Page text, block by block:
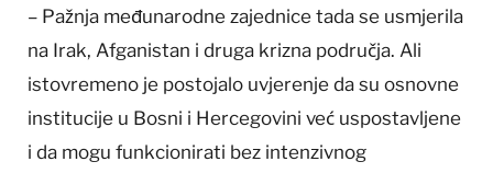
– Pažnja međunarodne zajednice tada se usmjerila
na Irak, Afganistan i druga krizna područja. Ali
istovremeno je postojalo uvjerenje da su osnovne
institucije u Bosni i Hercegovini već uspostavljene
i da mogu funkcionirati bez intenzivnog